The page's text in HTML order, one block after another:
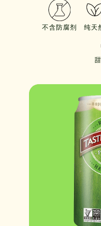
不含防腐剂 纯天